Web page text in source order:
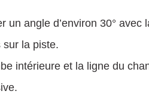
un angle d’environ 30° avec
sur la piste.
intérieure et la ligne du